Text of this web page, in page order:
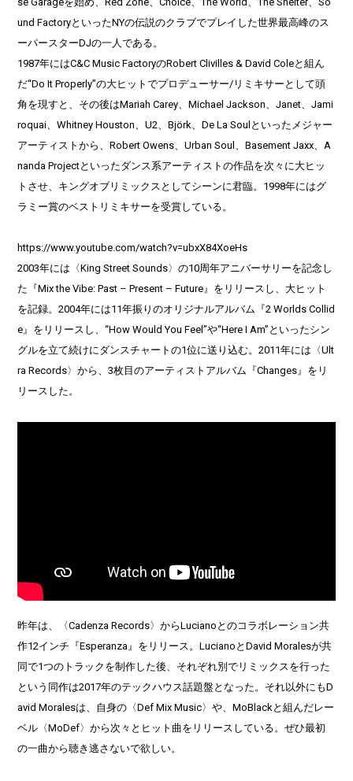
und FactoryといったNYの伝説のクラブでプレイした世界最高峰のス
ーパースターDJの一人である。
1987年にはC&C Music FactoryのRobert Clivilles & David Coleと組ん
だ“Do It Properly”の大ヒットでプロデューサー/リミキサーとして頭
角を現すと、その後はMariah Carey、Michael Jackson、Janet、Jami
roquai、Whitney Houston、U2、Björk、De La Soulといったメジャー
アーティストから、Robert Owens、Urban Soul、Basement Jaxx、A
nanda Projectといったダンス系アーティストの作品を次々に大ヒ ッ
トさせ、キングオブリミックスとしてシーンに君臨。1998年にはグ
ラミー賞のベストリミキサーを受賞している。
https://www.youtube.com/watch?v=ubxX84XoeHs
2003年には〈King Street Sounds〉の10周年アニバーサリーを記念し
た『Mix the Vibe: Past – Present – Future』をリリースし、大ヒット
を記録。2004年には11年振りのオリジナルアルバム『2 Worlds Collid
e』をリリースし、“How Would You Feel”や“Here I Am” といったシン
グルを立て続けにダンスチャートの1位に送り込む。2011年には〈Ult
ra Records〉から、3枚目のアーティストアルバム『Changes』をリ
リースした。
昨年は、〈Cadenza Records〉からLucianoとのコラボレーション共
作12インチ『Esperanza』をリリース。LucianoとDavid Moralesが共
同で1つのトラックを制作した後、それぞれ別でリミックスを行った
という同作は2017年のテックハウス話題盤となった。それ以外にもD
avid Moralesは、自身の〈Def Mix Music〉や、MoBlackと組んだレー
ベル〈MoDef〉から次々とヒット曲をリリースしている。ぜひ最初
の一曲から聴き逃さないで欲しい。